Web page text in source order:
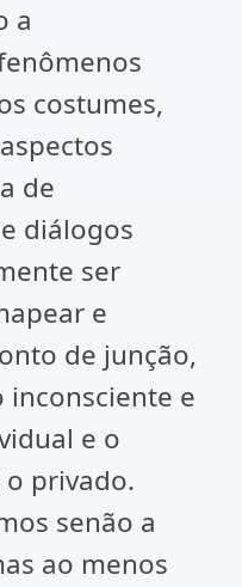
a
costumes,
de
diálogos
ser
e
de junção,
e
e o
privado.
senão a
ao menos